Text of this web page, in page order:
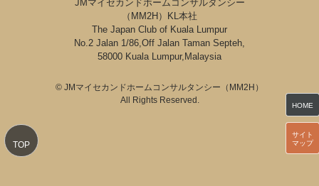
JMマイセカンドホームコンサルタンシー
（MM2H）KL本社
The Japan Club of Kuala Lumpur
No.2 Jalan 1/86,Off Jalan Taman Septeh,
58000 Kuala Lumpur,Malaysia
© JMマイセカンドホームコンサルタンシー（MM2H）
All Rights Reserved.
HOME
サイト
マップ
TOP